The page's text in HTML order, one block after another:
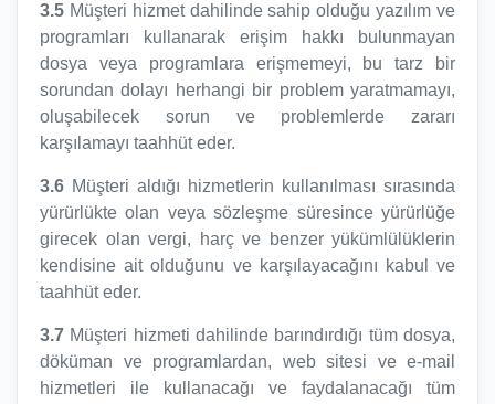
3.5 Müşteri hizmet dahilinde sahip olduğu yazılım ve
programları kullanarak erişim hakkı bulunmayan
dosya veya programlara erişmemeyi, bu tarz bir
sorundan dolayı herhangi bir problem yaratmamayı,
oluşabilecek sorun ve problemlerde zararı
karşılamayı taahhüt eder.
3.6 Müşteri aldığı hizmetlerin kullanılması sırasında
yürürlükte olan veya sözleşme süresince yürürlüğe
girecek olan vergi, harç ve benzer yükümlülüklerin
kendisine ait olduğunu ve karşılayacağını kabul ve
taahhüt eder.
3.7 Müşteri hizmeti dahilinde barındırdığı tüm dosya,
döküman ve programlardan, web sitesi ve e-mail
hizmetleri ile kullanacağı ve faydalanacağı tüm